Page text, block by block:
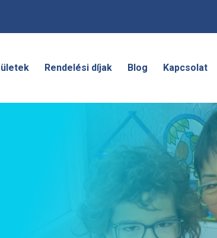
Rendelési díjak Blog Kapcsolat